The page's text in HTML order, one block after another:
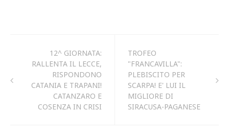
12^ GIORNATA:
RALLENTA IL LECCE,
RISPONDONO
CATANIA E TRAPANI!
CATANZARO E
COSENZA IN CRISI
TROFEO
"FRANCAVILLA":
PLEBISCITO PER
SCARPA! E' LUI IL
MIGLIORE DI
SIRACUSA-PAGANESE